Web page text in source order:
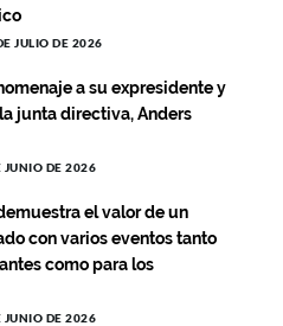
JULIO DE 2026
a su expresidente y
junta directiva, Anders
JUNIO DE 2026
el valor de un
con varios eventos tanto
como para los
JUNIO DE 2026